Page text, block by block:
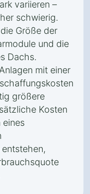
variieren –
schwierig.
Größe der
und die
Dachs.
mit einer
größere
Kosten
eines